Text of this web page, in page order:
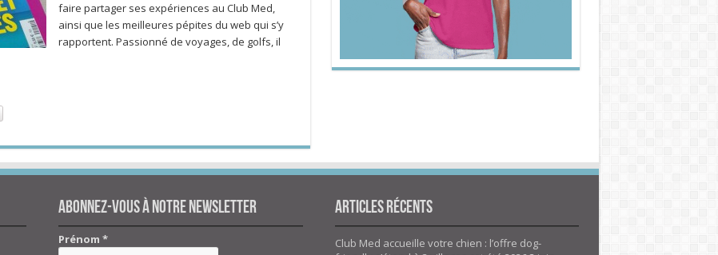
faire partager ses expériences au Club Med,
ainsi que les meilleures pépites du web qui s’y
rapportent. Passionné de voyages, de golfs, il
Abonnez-vous à notre newsletter
Prénom*
Articles Récents
Club Med accueille votre chien : l’offre dog-